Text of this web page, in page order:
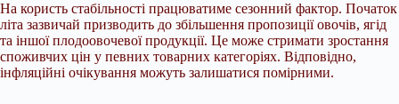
На користь стабільності працюватиме сезонний фактор. Початок
літа зазвичай призводить до збільшення пропозиції овочів, ягід
та іншої плодоовочевої продукції. Це може стримати зростання
споживчих цін у певних товарних категоріях. Відповідно,
інфляційні очікування можуть залишатися помірними.